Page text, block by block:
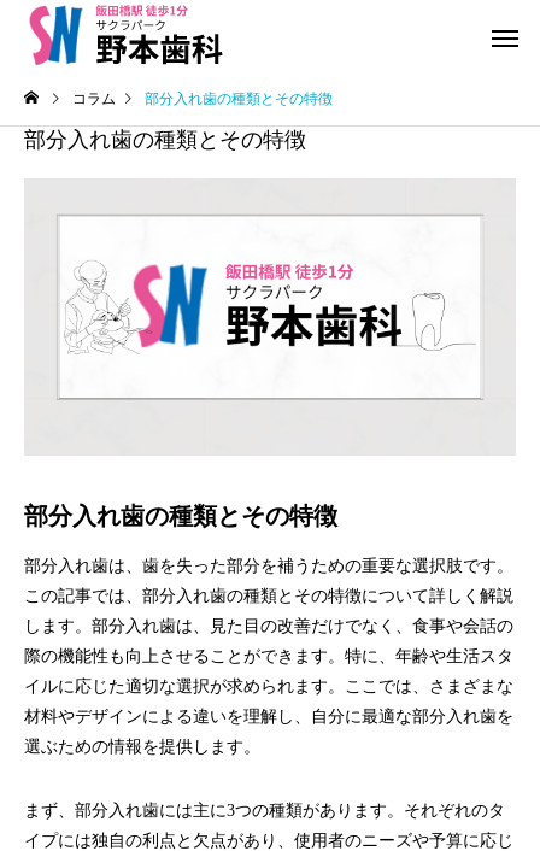
予防歯科 ホワイトニング
医院からのお知らせ 医院からのお知らせ
答える
コラム 部分入れ歯の種類とその特徴
部分入れ歯の種類とその特徴
部分入れ歯の種類とその特徴
部分入れ歯は、歯を失った部分を補うための重要な選択肢です。
この記事では、部分入れ歯の種類とその特徴について詳しく解説
します。部分入れ歯は、見た目の改善だけでなく、食事や会話の
際の機能性も向上させることができます。特に、年齢や生活スタ
イルに応じた適切な選択が求められます。ここでは、さまざまな
材料やデザインによる違いを理解し、自分に最適な部分入れ歯を
選ぶための情報を提供します。
まず、部分入れ歯には主に3つの種類があります。それぞれのタ
イプには独自の利点と欠点があり、使用者のニーズや予算に応じ